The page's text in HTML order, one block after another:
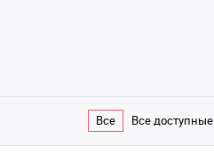
Все Все доступные